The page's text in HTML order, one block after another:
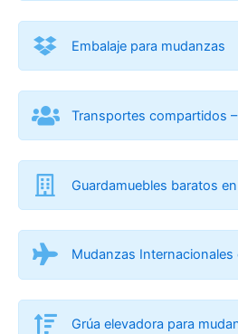
Embalaje para mudanzas
Transportes compartidos
Guardamuebles baratos
Mudanzas Internacionales
Grúa elevadora para